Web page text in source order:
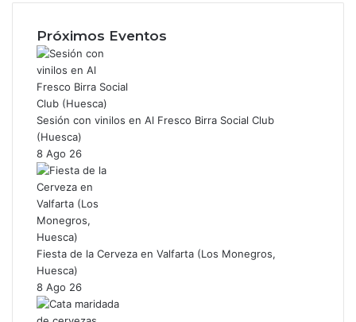
Próximos Eventos
Sesión con vinilos en Al Fresco Birra Social Club
(Huesca)
8 Ago 26
Fiesta de la Cerveza en Valfarta (Los Monegros,
Huesca)
8 Ago 26